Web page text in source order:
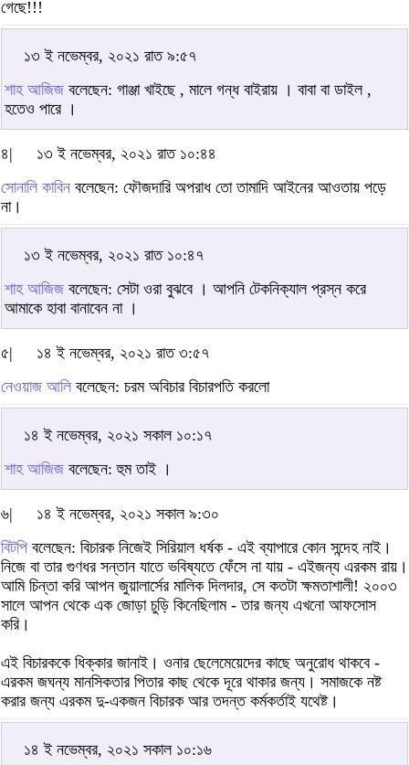
গেছে!!!
১৩ ই নভেম্বর, ২০২১ রাত ৯:৫৭
শাহ আজিজ বলেছেন: গাঞ্জা খাইছে , মালে গন্ধ বাইরায় । বাবা বা ডাইল ,
হতেও পারে ।
৪|
১৩ ই নভেম্বর, ২০২১ রাত ১০:৪৪
সোনালি কাবিন বলেছেন: ফৌজদারি অপরাধ তো তামাদি আইনের আওতায় পড়ে
না।
১৩ ই নভেম্বর, ২০২১ রাত ১০:৪৭
শাহ আজিজ বলেছেন: সেটা ওরা বুঝবে । আপনি টেকনিক্যাল প্রস্ন করে
আমাকে হাবা বানাবেন না ।
৫|
১৪ ই নভেম্বর, ২০২১ রাত ৩:৫৭
নেওয়াজ আলি বলেছেন: চরম অবিচার বিচারপতি করলো
১৪ ই নভেম্বর, ২০২১ সকাল ১০:১৭
শাহ আজিজ বলেছেন: হুম তাই ।
৬|
১৪ ই নভেম্বর, ২০২১ সকাল ৯:৩০
বিটপি বলেছেন: বিচারক নিজেই সিরিয়াল ধর্ষক - এই ব্যাপারে কোন সন্দেহ নাই।
নিজে বা তার গুণধর সন্তান যাতে ভবিষ্যতে ফেঁসে না যায় - এইজন্য এরকম রায়।
আমি চিন্তা করি আপন জুয়ালার্সের মালিক দিলদার, সে কতটা ক্ষমতাশালী! ২০০৩
সালে আপন থেকে এক জোড়া চুড়ি কিনেছিলাম - তার জন্য এখনো আফসোস
করি।
এই বিচারককে ধিক্কার জানাই। ওনার ছেলেমেয়েদের কাছে অনুরোধ থাকবে -
এরকম জঘন্য মানসিকতার পিতার কাছ থেকে দূরে থাকার জন্য। সমাজকে নষ্ট
করার জন্য এরকম দু-একজন বিচারক আর তদন্ত কর্মকর্তাই যথেষ্ট।
১৪ ই নভেম্বর, ২০২১ সকাল ১০:১৬